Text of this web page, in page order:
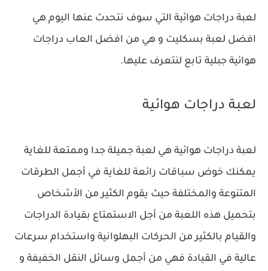
لعبة دراجات هوائية التي سوف نتحدث عنها اليوم هي
افضل لعبة بسكليت و هي من افضل العاب دراجات
هوائية جبلية تابع لنتعرف عليها.
لعبة دراجات هوائية
لعبة دراجات هوائية هي ‏لعبة جميلة جدا وممتعة للغاية
يمكنك خوض سباقات رائعة للغاية في أجمل الطرقات
المتنوعة والمختلفة حيث يقوم الكثير من الأشخاص
بتحميل هذه اللعبة من أجل الاستمتاع بقيادة الدراجات
والقيام بالكثير من الحركات البهلوانية واستخدام سرعات
عالية في القيادة فهي من أجمل وسائل النقل الخفيفة و